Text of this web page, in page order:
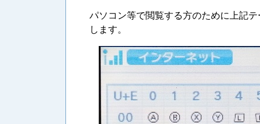
パソコン等で閲覧する方のために上記
します。